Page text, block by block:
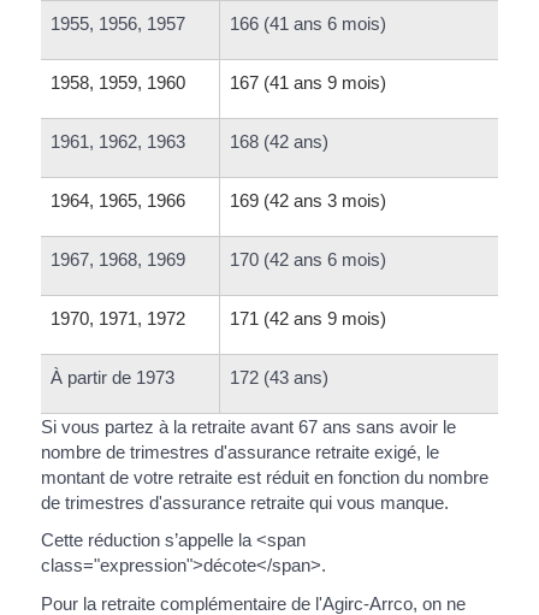
1955, 1956, 1957 166 (41 ans 6 mois)
1958, 1959, 1960 167 (41 ans 9 mois)
1961, 1962, 1963 168 (42 ans)
1964, 1965, 1966 169 (42 ans 3 mois)
1967, 1968, 1969 170 (42 ans 6 mois)
1970, 1971, 1972 171 (42 ans 9 mois)
À partir de 1973 172 (43 ans)
Si vous partez à la retraite avant 67 ans sans avoir le
nombre de trimestres d'assurance retraite exigé, le
montant de votre retraite est réduit en fonction du nombre
de trimestres d'assurance retraite qui vous manque.
Cette réduction s’appelle la <span
class="expression">décote</span>.
Pour la retraite complémentaire de l'Agirc-Arrco, on ne